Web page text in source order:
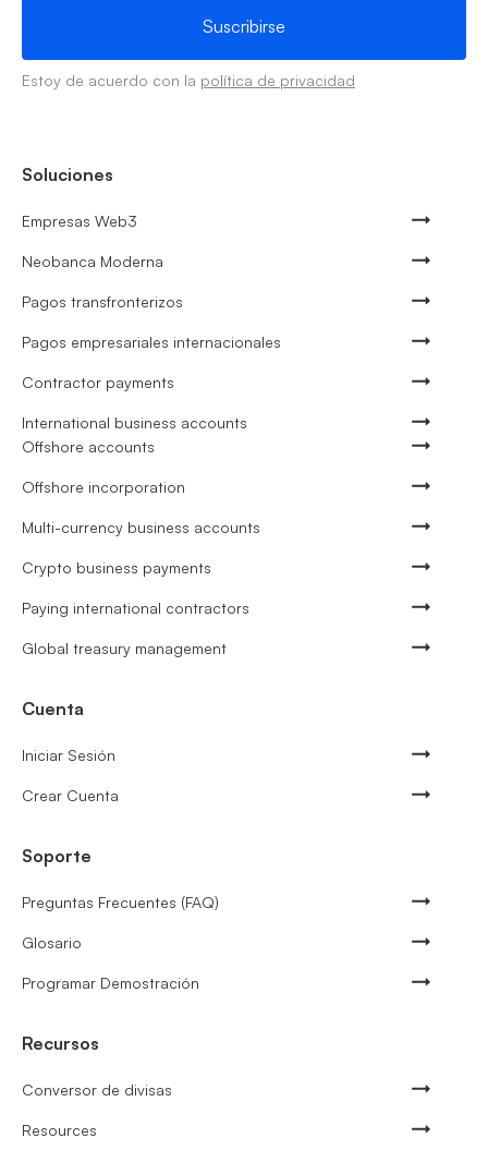
Estoy de acuerdo con la política de privacidad
Soluciones
Empresas Web3
Neobanca Moderna
Pagos transfronterizos
Pagos empresariales internacionales
Contractor payments
International business accounts
Offshore accounts
Offshore incorporation
Multi-currency business accounts
Crypto business payments
Paying international contractors
Global treasury management
Cuenta
Iniciar Sesión
Crear Cuenta
Soporte
Preguntas Frecuentes (FAQ)
Glosario
Programar Demostración
Recursos
Conversor de divisas
Resources